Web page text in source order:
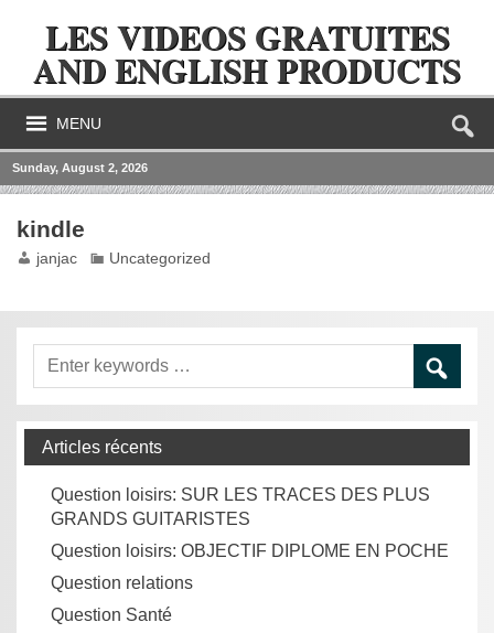
LES VIDEOS GRATUITES
AND ENGLISH PRODUCTS
MENU
Sunday, August 2, 2026
kindle
janjac Uncategorized
Articles récents
Question loisirs: SUR LES TRACES DES PLUS
GRANDS GUITARISTES
Question loisirs: OBJECTIF DIPLOME EN POCHE
Question relations
Question Santé